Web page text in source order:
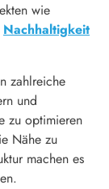
wie
Nachhaltigkeit
zahlreiche
und
zu optimieren
Nähe zu
machen es